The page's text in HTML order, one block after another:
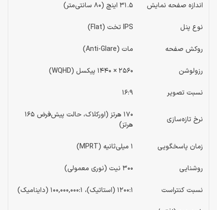
اندازه صفحه نمایش 31.5 اینچ (80 سانتی‌متر)
نوع پنل IPS تخت (Flat)
روکش صفحه مات (Anti-Glare)
رزولوشن 2560 × 1440 پیکسل (WQHD)
نسبت تصویر 16:9
نرخ تازه‌سازی
170 هرتز (اورکلاک، حالت پیش‌فرض 165
هرتز)
زمان پاسخگویی 1 میلی‌ثانیه (MPRT)
روشنایی 300 نیت (نوری معمولی)
نسبت کنتراست 1200:1 (استاتیک)، 100,000,000:1 (داینامیک)